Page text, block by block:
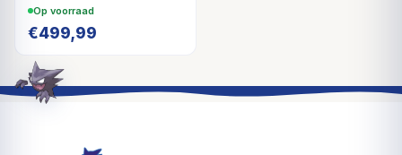
Op voorraad
€499,99